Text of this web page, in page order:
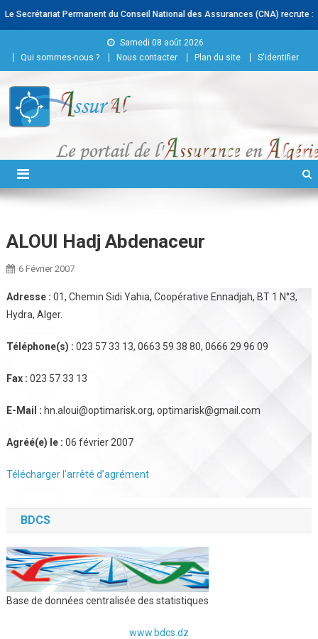
Secrétariat Permanent du Conseil National des Assurances (CNA) recrute : -
Samedi 08 août 2026
Qui sommes-nous ?
Nous contacter Plan du site S'identifier
Conseil National des
ALOUI Hadj Abdenaceur
6 Février 2007
Adresse : 01, Chemin Sidi Yahia, Coopérative Ennadjah, BT 1 N°3,
Hydra, Alger.
Téléphone(s) : 023 57 33 13, 0663 59 38 80, 0666 29 96 09
Fax : 023 57 33 13
E-Mail : hn.aloui@optimarisk.org, optimarisk@gmail.com
Agréé(e) le : 06 février 2007
Télécharger l’arrêté d’agrément
BDCS
Base de données centralisée des statistiques
www.bdcs.dz